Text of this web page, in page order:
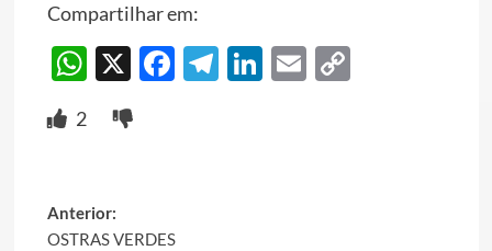
Compartilhar em:
WhatsApp
X Facebook
Telegram
LinkedIn
EmailCopy
2
Post
Anterior:
OSTRAS VERDES